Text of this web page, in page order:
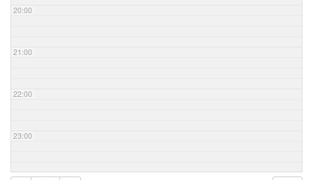
20:00
21:00
22:00
23:00